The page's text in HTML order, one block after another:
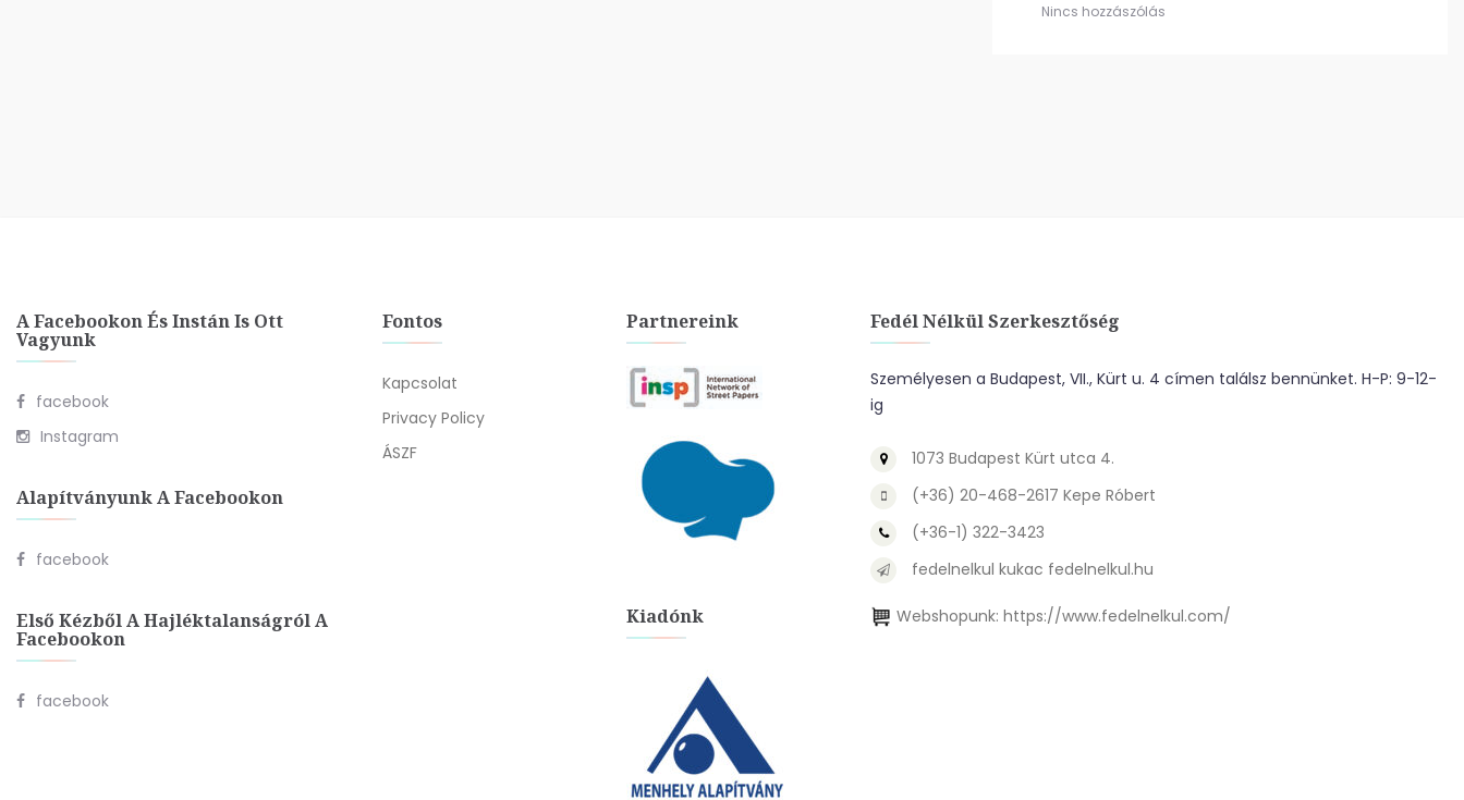
Nincs hozzászólás
A Facebookon És Instán Is Ott
Vagyunk
facebook
Instagram
Alapítványunk A Facebookon
facebook
Első Kézből A Hajléktalanságról A
Facebookon
facebook
Fontos
Kapcsolat
Privacy Policy
ÁSZF
Partnereink
Kiadónk
Fedél Nélkül Szerkesztőség
Személyesen a Budapest, VII., Kürt u. 4 címen találsz bennünket. H-P: 9-12-
ig
1073 Budapest Kürt utca 4.
(+36) 20-468-2617 Kepe Róbert
(+36-1) 322-3423
fedelnelkul kukac fedelnelkul.hu
Webshopunk: https://www.fedelnelkul.com/